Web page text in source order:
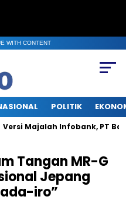
WITH CONTENT
POLITIK
Majalah Infobank, PT Bank
Tangan MR-G
Jepang
iro”